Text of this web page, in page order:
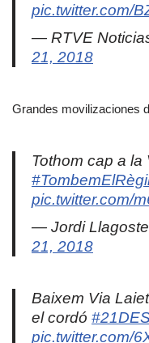
pic.twitter.com/
— RTVE
21, 2018
Grandes movilizaciones
Tothom cap a la
pic.twitter.com/
— Jordi
21, 2018
Baixem Via
el cordó
pic.twitter.com/